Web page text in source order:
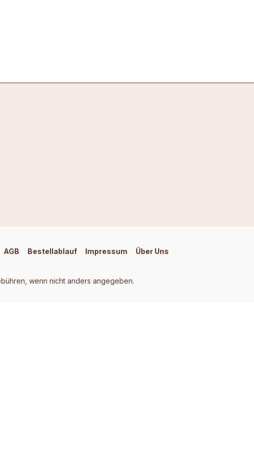
AGB Bestellablauf Impressum Über Uns
wenn nicht anders angegeben.